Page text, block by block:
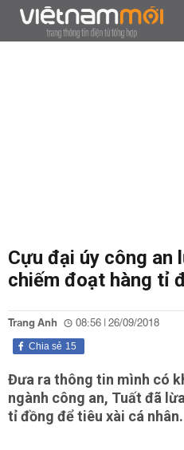
Cựu đại úy công an
chiếm đoạt hàng tỉ
Trang Anh 08:56 | 26/09/2018
15
Chia sẻ
Đưa ra thông tin mình có
ngành công an, Tuất đã
tỉ đồng để tiêu xài cá nhân.